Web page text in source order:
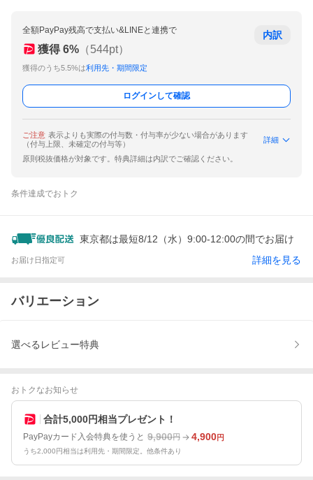
全額PayPay残高で支払い&LINEと連携で
獲得 6% （544pt）
獲得のうち5.5%は利用先・期間限定
内訳
ログインして確認
ご注意 表示よりも実際の付与数・付与率が少ない場合があります
（付与上限、未確定の付与等）
詳細
原則税抜価格が対象です。特典詳細は内訳でご確認ください。
条件達成でおトク
東京都は最短8/12（水）9:00-12:00の間でお届け
お届け日指定可 詳細を見る
バリエーション
選べるレビュー特典
おトクなお知らせ
合計5,000円相当プレゼント！
PayPayカード入会特典を使うと 9,900円 4,900円
うち2,000円相当は利用先・期間限定。他条件あり